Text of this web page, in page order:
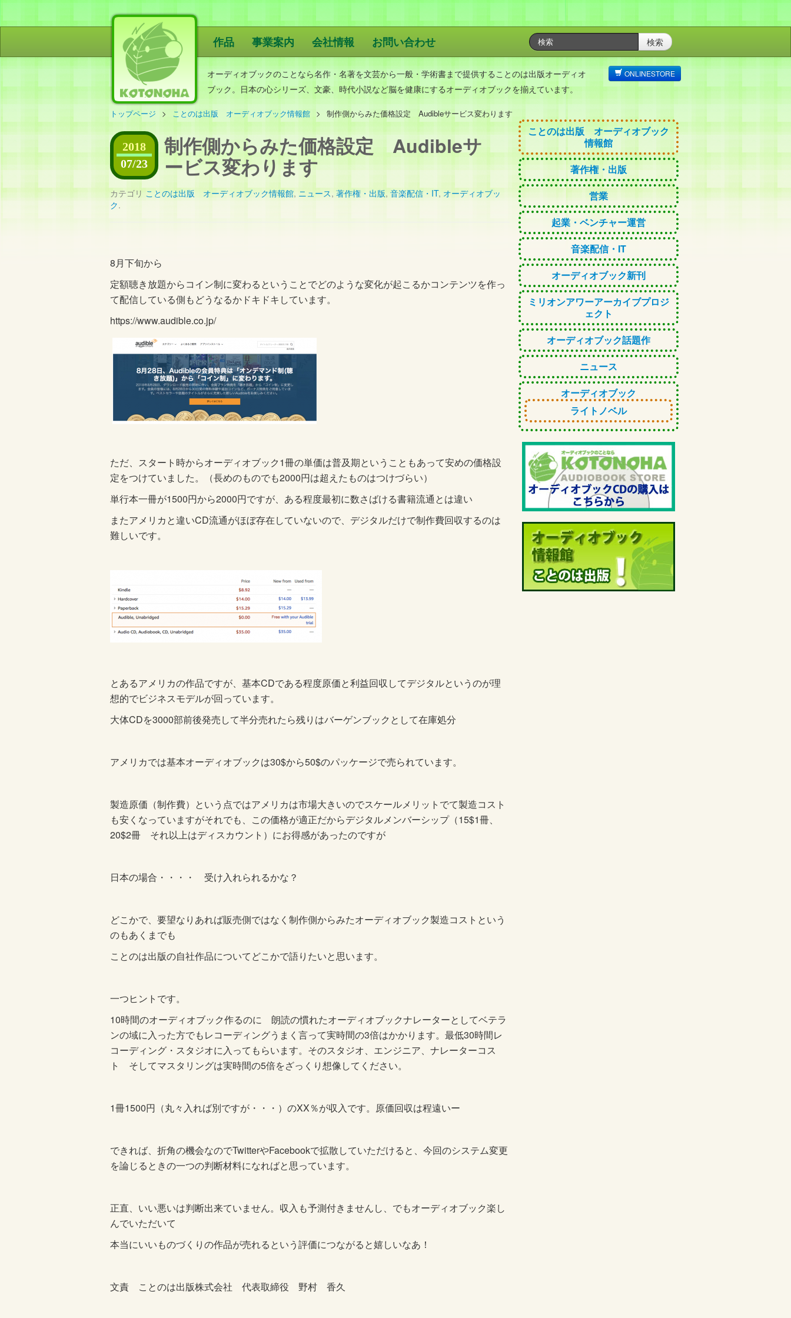
ことのは出版
作品 事業案内 会社情報 お問い合わせ 検索
オーディオブックのことなら名作・名著を文芸から一般・学術書まで提供することのは出版オーディオ
ブック。日本の心シリーズ、文豪、時代小説など脳を健康にするオーディオブックを揃えています。
ONLINESTORE
トップページ ことのは出版 オーディオブック情報館 制作側からみた価格設定 Audibleサービス変わります
2018
07/23
制作側からみた価格設定 Audibleサ
ービス変わります
カテゴリ ことのは出版 オーディオブック情報館, ニュース, 著作権・出版, 音楽配信・IT, オーディオブッ
ク.
8月下旬から
定額聴き放題からコイン制に変わるということでどのような変化が起こるかコンテンツを作っ
て配信している側もどうなるかドキドキしています。
https://www.audible.co.jp/
ただ、スタート時からオーディオブック1冊の単価は普及期ということもあって安めの価格設
定をつけていました。（長めのものでも2000円は超えたものはつけづらい）
単行本一冊が1500円から2000円ですが、ある程度最初に数さばける書籍流通とは違い
またアメリカと違いCD流通がほぼ存在していないので、デジタルだけで制作費回収するのは
難しいです。
とあるアメリカの作品ですが、基本CDである程度原価と利益回収してデジタルというのが理
想的でビジネスモデルが回っています。
大体CDを3000部前後発売して半分売れたら残りはバーゲンブックとして在庫処分
アメリカでは基本オーディオブックは30$から50$のパッケージで売られています。
製造原価（制作費）という点ではアメリカは市場大きいのでスケールメリットでて製造コスト
も安くなっていますがそれでも、この価格が適正だからデジタルメンバーシップ（15$1冊、
20$2冊 それ以上はディスカウント）にお得感があったのですが
日本の場合・・・・ 受け入れられるかな？
どこかで、要望なりあれば販売側ではなく制作側からみたオーディオブック製造コストという
のもあくまでも
ことのは出版の自社作品についてどこかで語りたいと思います。
一つヒントです。
10時間のオーディオブック作るのに 朗読の慣れたオーディオブックナレーターとしてベテラ
ンの域に入った方でもレコーディングうまく言って実時間の3倍はかかります。最低30時間レ
コーディング・スタジオに入ってもらいます。そのスタジオ、エンジニア、ナレーターコス
ト そしてマスタリングは実時間の5倍をざっくり想像してください。
1冊1500円（丸々入れば別ですが・・・）のXX％が収入です。原価回収は程遠いー
できれば、折角の機会なのでTwitterやFacebookで拡散していただけると、今回のシステム変更
を論じるときの一つの判断材料になればと思っています。
正直、いい悪いは判断出来ていません。収入も予測付きませんし、でもオーディオブック楽し
んでいただいて
本当にいいものづくりの作品が売れるという評価につながると嬉しいなあ！
文責 ことのは出版株式会社 代表取締役 野村 香久
ことのは出版 オーディオブック
情報館
著作権・出版
営業
起業・ベンチャー運営
音楽配信・IT
オーディオブック新刊
ミリオンアワーアーカイブプロジ
ェクト
オーディオブック話題作
ニュース
オーディオブック
ライトノベル